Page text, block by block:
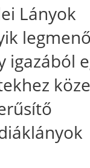
Lányok
igazából